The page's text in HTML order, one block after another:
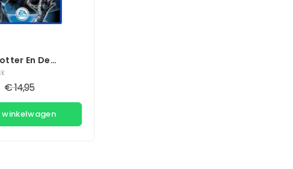
En De
Van
€14,95
winkelwagen